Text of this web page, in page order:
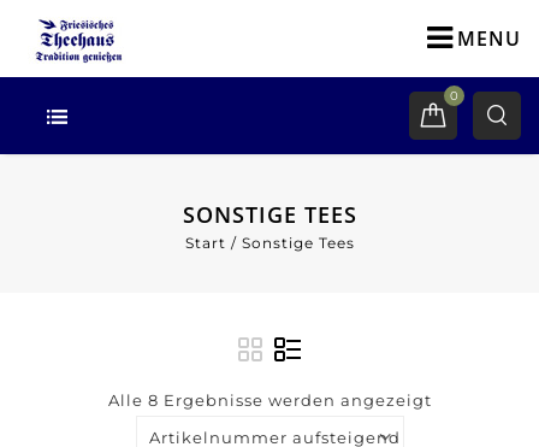
MENU
0
SONSTIGE TEES
Start / Sonstige Tees
Alle 8 Ergebnisse werden angezeigt
Artikelnummer aufsteigend